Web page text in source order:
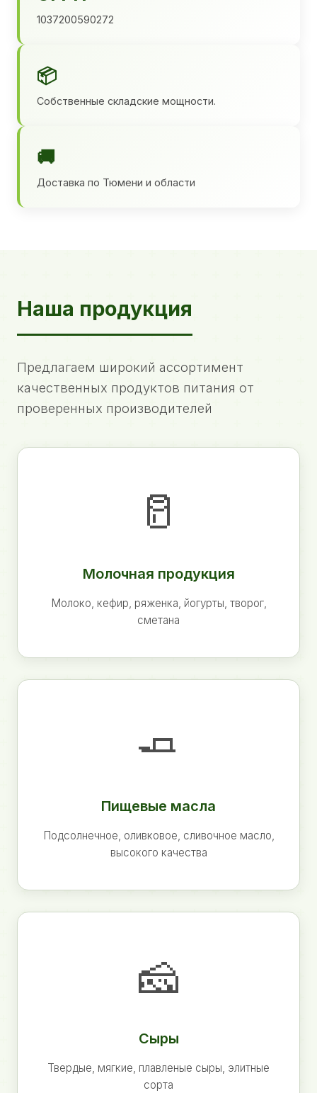
1037200590272
📦
Собственные складские мощности.
🚚
Доставка по Тюмени и области
Наша продукция
Предлагаем широкий ассортимент
качественных продуктов питания от
проверенных производителей
🥛
Молочная продукция
Молоко, кефир, ряженка, йогурты, творог,
сметана
🧈
Пищевые масла
Подсолнечное, оливковое, сливочное масло,
высокого качества
🧀
Сыры
Твердые, мягкие, плавленые сыры, элитные
сорта